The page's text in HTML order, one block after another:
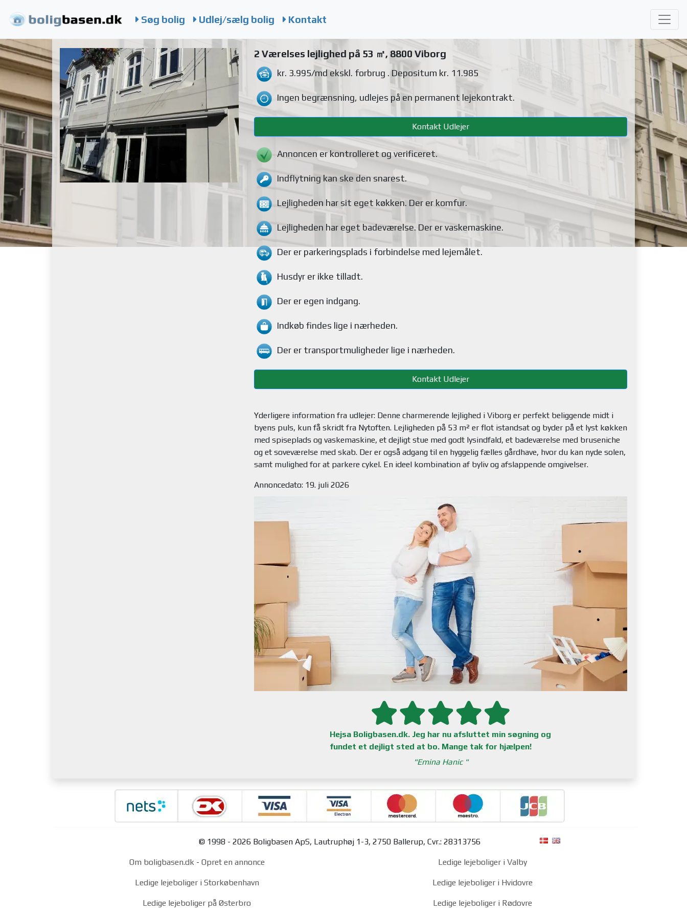
Søg bolig Udlej/sælg bolig Kontakt
2 Værelses lejlighed på 53 ㎡, 8800 Viborg
kr. 3.995/mdekskl. forbrug . Depositum kr. 11.985
Ingen begrænsning, udlejes på en permanent lejekontrakt.
Kontakt Udlejer
Annoncen er kontrolleret og verificeret.
Indflytning kan ske den snarest.
Lejligheden har sit eget køkken. Der er komfur.
Lejligheden har eget badeværelse. Der er vaskemaskine.
Der er parkeringsplads i forbindelse med lejemålet.
Husdyr er ikke tilladt.
Der er egen indgang.
Indkøb findes lige i nærheden.
Der er transportmuligheder lige i nærheden.
Kontakt Udlejer
Yderligere information fra udlejer: Denne charmerende lejlighed i Viborg er perfekt beliggende midt i
byens puls, kun få skridt fra Nytoften. Lejligheden på 53 m² er flot istandsat og byder på et lyst køkken
med spiseplads og vaskemaskine, et dejligt stue med godt lysindfald, et badeværelse med bruseniche
og et soveværelse med skab. Der er også adgang til en hyggelig fælles gårdhave, hvor du kan nyde solen,
Annoncedato: 19. juli 2026
Hejsa Boligbasen.dk. Jeg har nu afsluttet min søgning og
fundet et dejligt sted at bo. Mange tak for hjælpen!
Emina Hanic
© 1998 - 2026 Boligbasen ApS, Lautruphøj 1-3, 2750 Ballerup, Cvr.: 28313756
Om boligbasen.dk - Opret en annonce
Ledige lejeboliger i Storkøbenhavn
Ledige lejeboliger på Østerbro
Ledige lejeboliger i Valby
Ledige lejeboliger i Hvidovre
Ledige lejeboliger i Rødovre